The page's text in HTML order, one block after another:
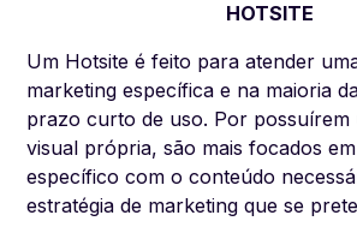
HOTSITE
Um Hotsite é feito para atender
marketing específica e na maioria
prazo curto de uso. Por possuírem
visual própria, são mais focados
específico com o conteúdo
estratégia de marketing que se